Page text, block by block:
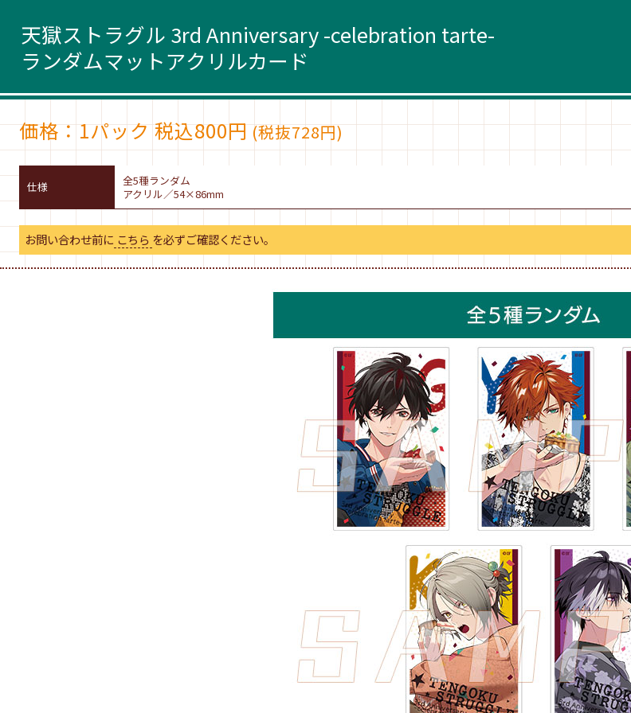
天獄ストラグル 3rd Anniversary -celebration tarte-
ランダムマットアクリルカード
価格：1パック 税込800円(税抜728円)
仕様
全5種ランダム
アクリル／54×86mm
お問い合わせ前に こちら を必ずご確認ください。